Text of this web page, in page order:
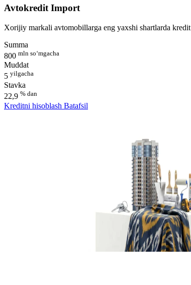
Avtokredit Import
Xorijiy markali avtomobillarga eng yaxshi shartlarda kredit
Summa
800 mln so‘mgacha
Muddat
5 yilgacha
Stavka
22,9 % dan
Kreditni hisoblash Batafsil